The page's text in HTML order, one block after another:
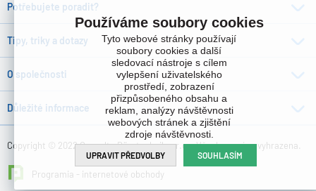
Potřebujete poradit?
Tipy, triky a dotazy
O společnosti
Důležité informace
Copyright © 2022 Consulta Bürotechnik s.r.o. , Všechna práva vyhrazena.
Programia - internetové obchody
Používáme soubory cookies
Tyto webové stránky používají
soubory cookies a další
sledovací nástroje s cílem
vylepšení uživatelského
prostředí, zobrazení
přizpůsobeného obsahu a
reklam, analýzy návštěvnosti
webových stránek a zjištění
zdroje návštěvnosti.
UPRAVIT PŘEDVOLBY SOUHLASÍM